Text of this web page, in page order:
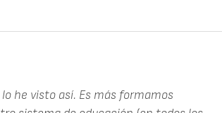
he visto así. Es más formamos